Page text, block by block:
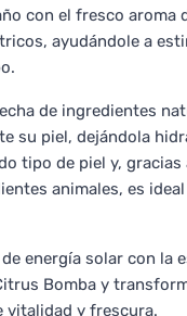
con el fresco aroma
ayudándole a
de ingredientes
su piel, dejándola
tipo de piel y,
animales, es
energía solar con la
Bomba y
vitalidad y frescura.